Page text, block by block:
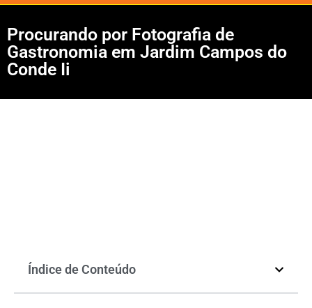
Procurando por Fotografia de
Gastronomia em Jardim Campos do
Conde Ii
Índice de Conteúdo